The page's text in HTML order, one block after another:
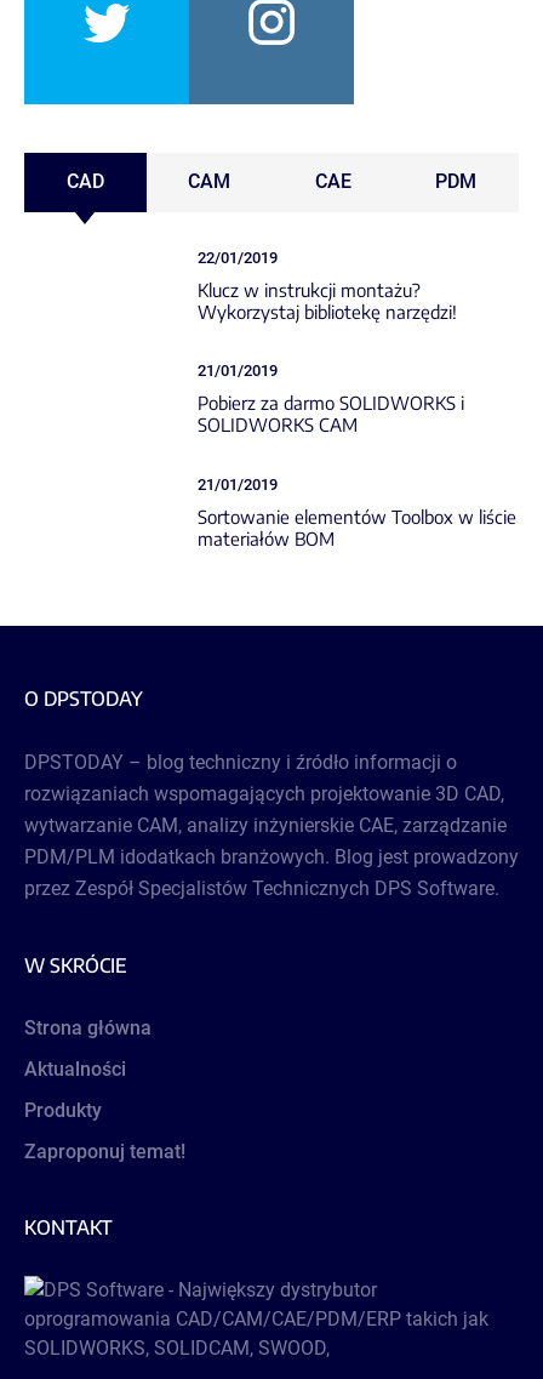
CAD CAM CAE PDM
22/01/2019
Klucz w instrukcji montażu?
Wykorzystaj bibliotekę narzędzi!
21/01/2019
Pobierz za darmo SOLIDWORKS i
SOLIDWORKS CAM
21/01/2019
Sortowanie elementów Toolbox w liście
materiałów BOM
O DPSTODAY
DPSTODAY – blog techniczny i źródło informacji o
rozwiązaniach wspomagających projektowanie 3D CAD,
wytwarzanie CAM, analizy inżynierskie CAE, zarządzanie
PDM/PLM idodatkach branżowych. Blog jest prowadzony
przez Zespół Specjalistów Technicznych DPS Software.
W SKRÓCIE
Strona główna
Aktualności
Produkty
Zaproponuj temat!
KONTAKT